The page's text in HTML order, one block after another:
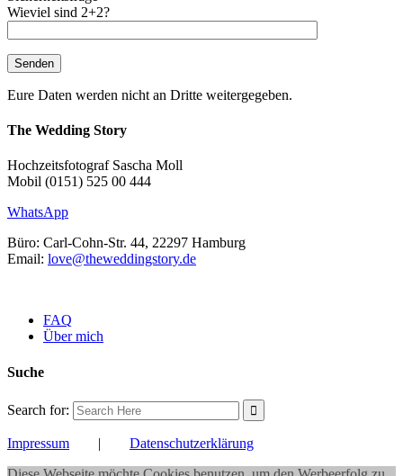
Wieviel sind 2+2?
Eure Daten werden nicht an Dritte weitergegeben.
The Wedding Story
Hochzeitsfotograf Sascha Moll
Mobil (0151) 525 00 444
WhatsApp
Büro: Carl-Cohn-Str. 44, 22297 Hamburg
Email: love@theweddingstory.de
FAQ
Über mich
Suche
Search for:
Impressum | Datenschutzerklärung